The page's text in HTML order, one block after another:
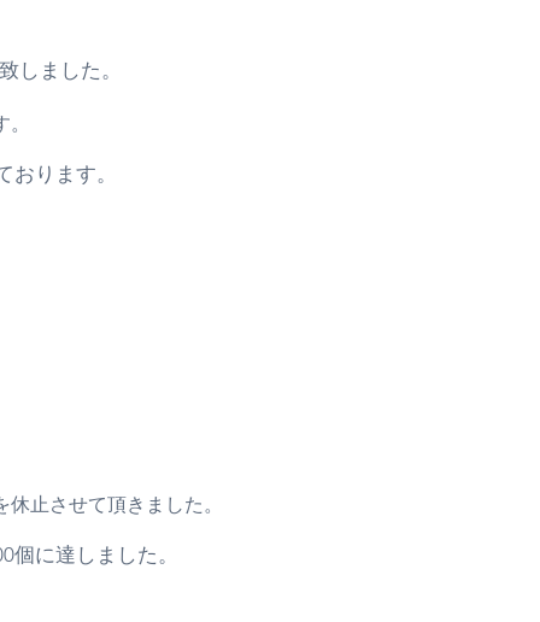
しました。
おります。
止させて頂きました。
に達しました。